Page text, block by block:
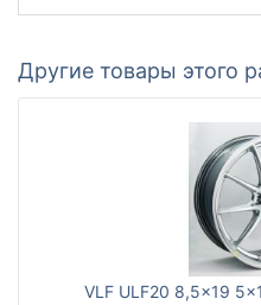
Другие товары этого
VLF ULF20 8,5x19